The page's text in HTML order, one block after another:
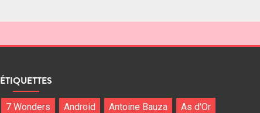
ÉTIQUETTES
7 Wonders Android Antoine Bauza
As d'Or